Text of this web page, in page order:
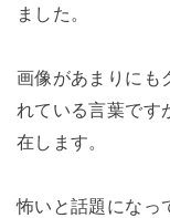
ました。
画像があまりにも
れている言葉です
在します。
怖いと話題になっ